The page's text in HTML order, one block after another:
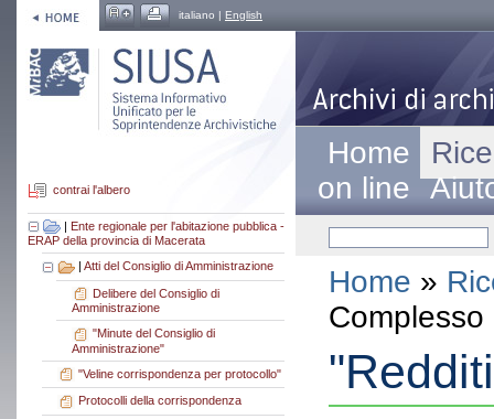
italiano | English
contrai l'albero
| Ente regionale per l'abitazione pubblica -
ERAP della provincia di Macerata
| Atti del Consiglio di Amministrazione
Delibere del Consiglio di
Amministrazione
"Minute del Consiglio di
Amministrazione"
"Veline corrispondenza per protocollo"
Protocolli della corrispondenza
Home
on line
Home »